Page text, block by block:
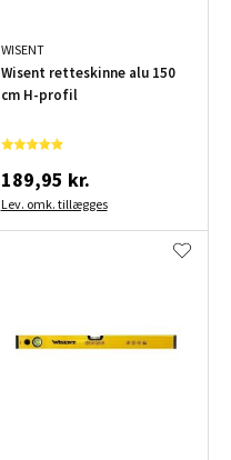
WISENT
Wisent retteskinne alu 150
cm H-profil
189,95 kr.
Lev. omk. tillægges